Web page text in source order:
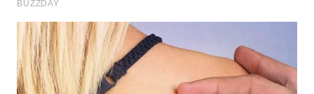
WN
PRIANGAN
TIMUR
WN